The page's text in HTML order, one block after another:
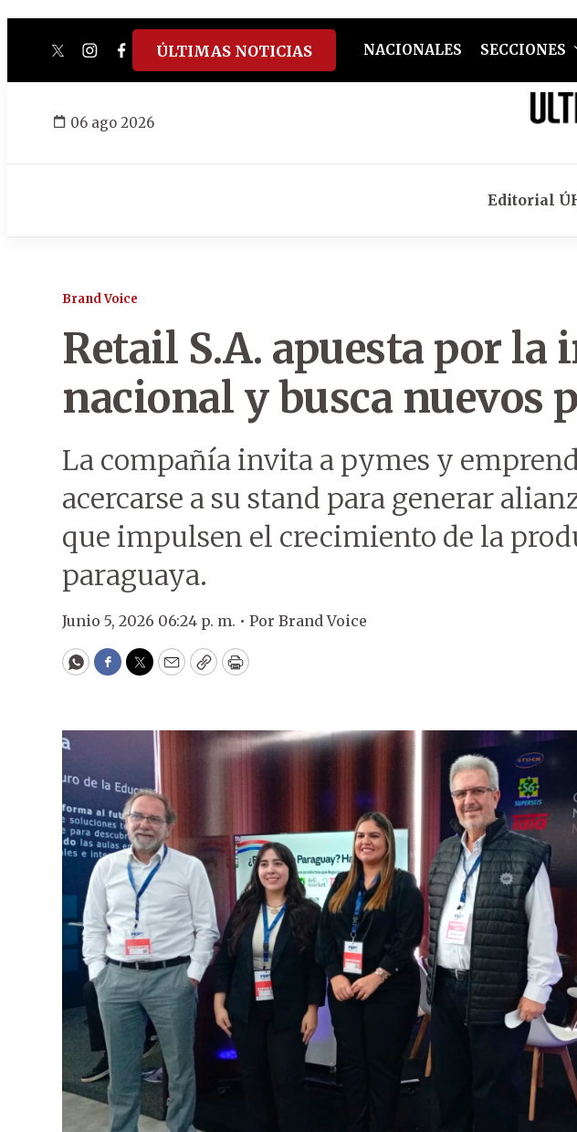
twitterinstagram
facebook
tiktokyoutube
spotify
ÚLTIMAS NOTICIAS NACIONALES SECCIONES
06 ago 2026
Editorial
Brand Voice
Retail S.A. apuesta por la
nacional y busca nuevos
La compañía invita a pymes y
acercarse a su stand para generar
que impulsen el crecimiento de la
paraguaya.
Junio 5, 2026 06:24 p. m. • Por Brand Voice
WhatsApp
Facebook
Twitter
EmailCopyPrint